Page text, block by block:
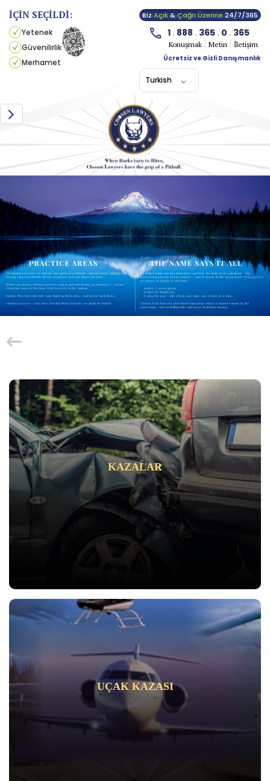
İÇİN SEÇİLDİ:
Yetenek
Güvenilirlik
Merhamet
BizAçık&Çağrı Üzerine24/7/365
1 . 888 . 365 . 0 . 365
Konuşmak Metin
İletişim
Ücretsiz ve Gizli Danışmanlık
Turkish
KAZALAR
UÇAK KAZASI